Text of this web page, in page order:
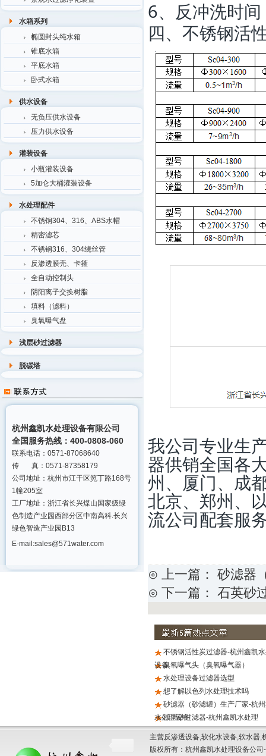
水箱系列
椭圆封头纯水箱
锥底水箱
平底水箱
卧式水箱
供水设备
无负压供水设备
压力供水设备
灌装设备
小瓶灌装设备
5加仑大桶灌装设备
水处理配件
不锈钢304、316、ABS水帽
精密滤芯
不锈钢316、304绕丝管
反渗透膜壳、卡箍
全自动控制头
阴阳离子交换树脂
填料（滤料）
臭氧曝气盘
浅层砂过滤器
脱碳塔
杭州鑫凯水处理设备有限公司
全国服务热线：400-0808-060
联系电话：0571-87068640
传 真：0571-87358179
公司地址：杭州市江干区笕丁路168号
1幢205室
工厂地址：浙江省长兴煤山国家级绿
色制造产业园西部分区中南高科.长兴
绿色智造产业园B13
E-mail:sales@571water.com
6、反冲洗时
四、不锈钢活
我公司专业生
器供销全国各
州、厦门、成
北京、郑州、
流公司配套服
⊙ 上一篇： 砂滤器
⊙ 下一篇： 石英砂
不锈钢活性炭过滤器-杭州鑫凯
设备臭氧曝气头（臭氧曝气器）
水处理设备过滤器选型
想了解以色列水处理技术吗
砂滤器（砂滤罐）生产厂家-杭
水处理设备
浅层砂过滤器-杭州鑫凯水处理
主营反渗透设备,软化水设备,软水器
版权所有：杭州鑫凯水处理设备公